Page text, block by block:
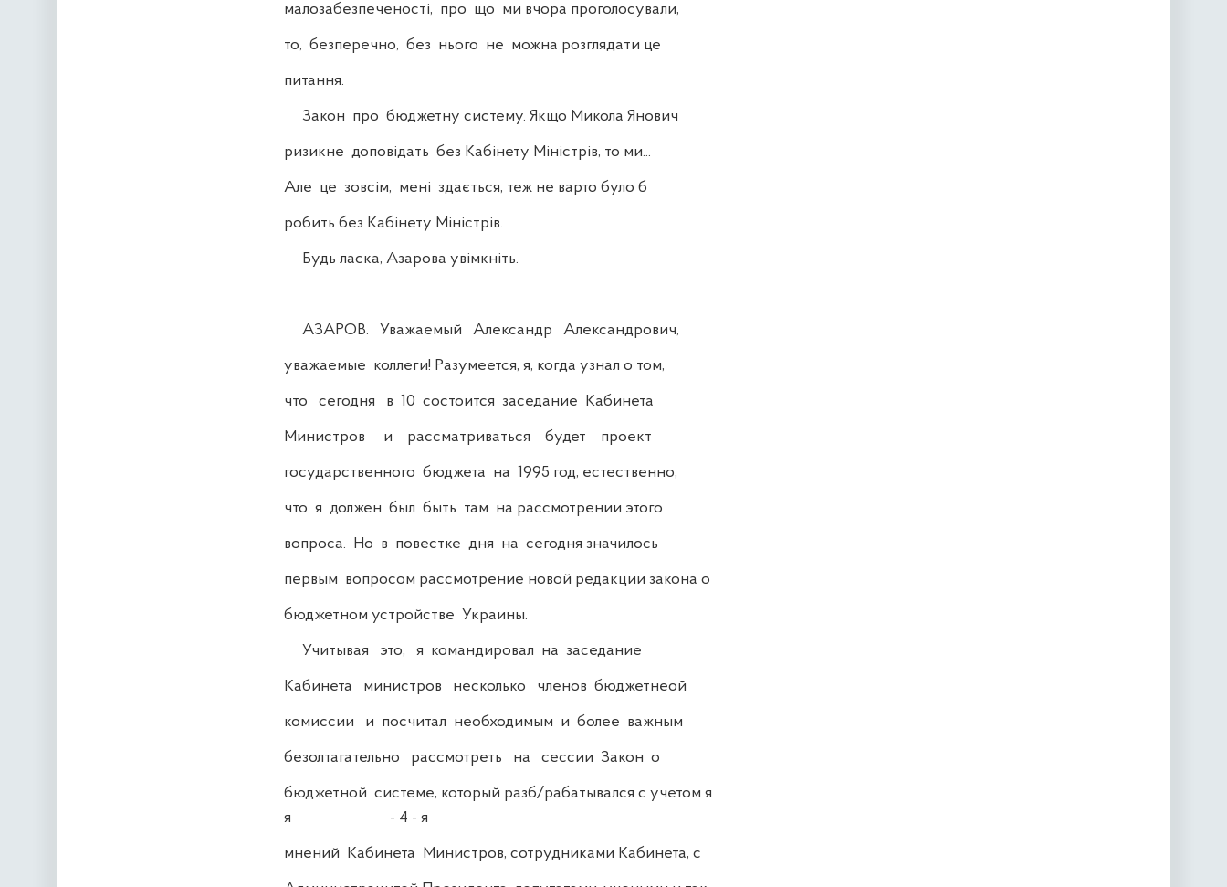
малозабезпеченості, про що ми вчора проголосували,
то, безперечно, без нього не можна розглядати це
питання.
Закон про бюджетну систему. Якщо Микола Янович
ризикне доповідать без Кабінету Міністрів, то ми...
Але це зовсім, мені здається, теж не варто було б
робить без Кабінету Міністрів.
Будь ласка, Азарова увімкніть.
АЗАРОВ. Уважаемый Александр Александрович,
уважаемые коллеги! Разумеется, я, когда узнал о том,
что сегодня в 10 состоится заседание Кабинета
Министров и рассматриваться будет проект
государственного бюджета на 1995 год, естественно,
что я должен был быть там на рассмотрении этого
вопроса. Но в повестке дня на сегодня значилось
первым вопросом рассмотрение новой редакции закона о
бюджетном устройстве Украины.
Учитывая это, я командировал на заседание
Кабинета министров несколько членов бюджетнеой
комиссии и посчитал необходимым и более важным
безолтагательно рассмотреть на сессии Закон о
бюджетной системе, который разб/рабатывался с учетом я
я - 4 - я
мнений Кабинета Министров, сотрудниками Кабинета, с